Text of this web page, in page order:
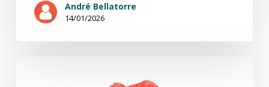
André Bellatorre
14/01/2026